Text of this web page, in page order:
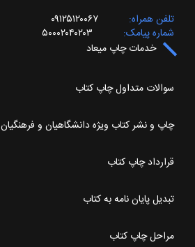
تلفن همراه
۰۹۱۲۵۱۲۰۰۶۷
شماره پیامک
۵۰۰۰۲۰۴۰۲۰۳
خدمات چاپ میعاد
سوالات متداول چاپ کتاب
چاپ و نشر کتاب ویژه دانشگاهیان و فرهنگیان
قرارداد چاپ کتاب
تبدیل پایان نامه به کتاب
مراحل چاپ کتاب